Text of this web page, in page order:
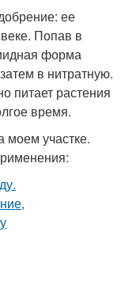
ее
Попав в
форма
в нитратную.
питает растения
время.
моем участке.